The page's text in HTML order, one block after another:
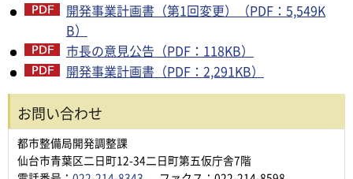
開発事業計画書（第1回変更）（PDF：5,549K
B）
市長の意見公告（PDF：118KB）
開発事業計画書（PDF：2,291KB）
お問い合わせ
都市整備局開発調整課
仙台市青葉区二日町12-34二日町第五仮庁舎7階